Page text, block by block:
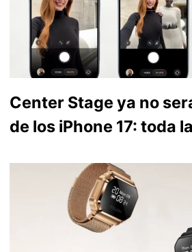
Center Stage ya no
de los iPhone 17: toda